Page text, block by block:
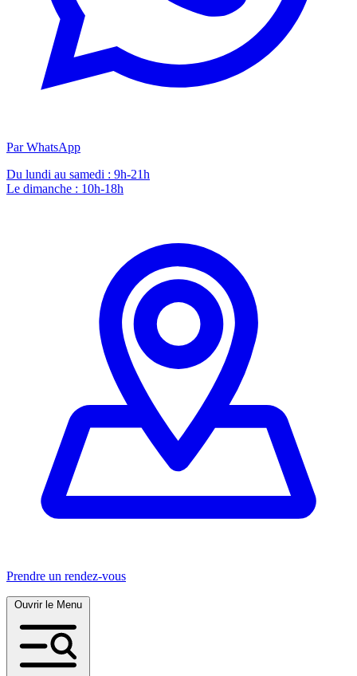
Par WhatsApp
Du lundi au samedi : 9h-21h
Le dimanche : 10h-18h
Prendre un rendez-vous